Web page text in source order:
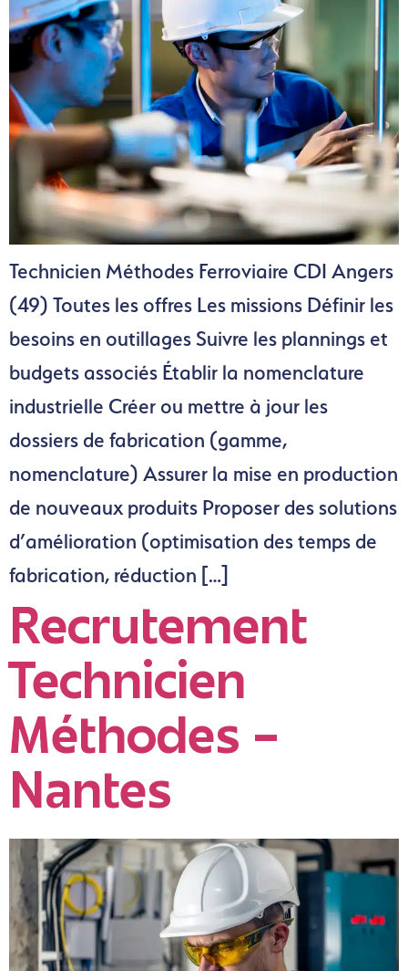
Technicien Méthodes Ferroviaire CDI Angers
(49) Toutes les offres Les missions Définir les
besoins en outillages Suivre les plannings et
budgets associés Établir la nomenclature
industrielle Créer ou mettre à jour les
dossiers de fabrication (gamme,
nomenclature) Assurer la mise en production
de nouveaux produits Proposer des solutions
d’amélioration (optimisation des temps de
fabrication, réduction […]
Recrutement
Technicien
Méthodes –
Nantes